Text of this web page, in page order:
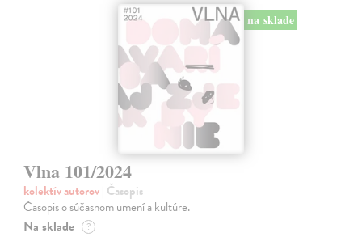
na sklade
Vlna 101/2024
kolektív autorov| Časopis
Časopis o súčasnom umení a kultúre.
Na sklade ?